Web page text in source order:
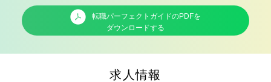
転職パーフェクトガイドのPDFを
ダウンロードする
求人情報